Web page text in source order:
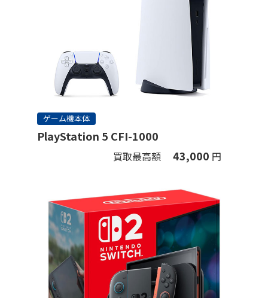
ゲーム機本体
PlayStation 5 CFI-1000
買取最高額 43,000 円